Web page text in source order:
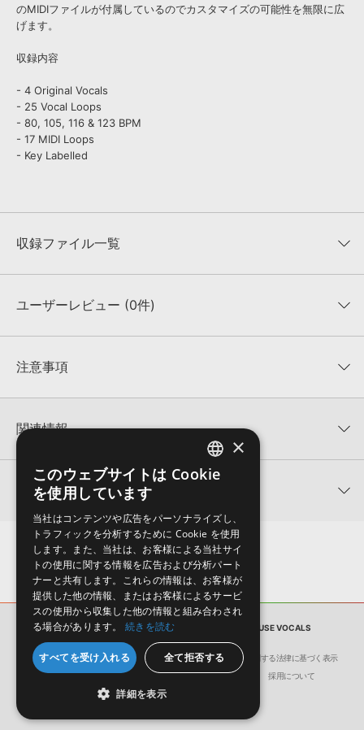
のMIDIファイルが付属しているのでカスタマイズの可能性を無限に広
げます。
収録内容
- 4 Original Vocals
- 25 Vocal Loops
- 80, 105, 116 & 123 BPM
- 17 MIDI Loops
- Key Labelled
収録ファイル一覧
収録ファイル一覧
ユーザーレビュー (0件)
★★★★★
★5
★2
★1
0%
レビューをもっと見る »
注意事項
KONTAKTフォーマットは、
でお使いいただけます。無償版のKONTAKT PLAYERではお使いい
ただけませんので、ご注意ください。また、「ライブラリ・タブ」
への表示にも対応しておりません。
4GBを超えるデータに関するご注意：
FAT32でフォーマットされた
HDDには、1ファイル4GBを超えるデータを格納することができま
せん。データ容量が4GBを超えるダウンロード製品をご購入いただ
きます際には、NTFSやHFS＋でフォーマットされたHDDをご用意
いただく必要がございます。
製品の購入手続き完了後、受注確認メールとシリアルナンバーをお
知らせするメールの2通が送信されます。メールに記載されており
ます説明に沿って、製品のダウンロード／導入を行って下さい。
サンプルパック製品には、原則として日本語版操作マニュアルをご
用意しておりません。ご購入後のご不明点や詳細に関するお問い合
わせなどはテクニカルサポートまでご連絡ください。
デモソングは、製品収録サウンドを使ってできることを紹介するた
めのデモンストレーション用の楽曲です。原則として、デモソング
関連情報
【Producer Loops】約4,000タイトルのサンプルパックが最大
50%OFF！サマーセール！
ULTRA SUMMER DEEP HOUSE VOCALSのサポート情報
関連サポート情報
2022.06.06
MIDI形式サンプルパックの追加方法
マークのついた情報は、該当する製品のご購入ユーザー様専用となって
おります。ご覧頂くには、該当する製品をご購入頂く必要がございます。
ULTRA SUMMER DEEP HOUSE VOCALSのサポート情報
サンプルパック ULTRA SUMMER DEEP HOUSE VOCALS
会社概要 環境保護（CSR）への取り組み
特定商取引に関する法律に基づく表示
サイト動作環境
利用規約 個人情報の保護について 採用について
ENGLISH
×
このウェブサイトは Cookie
を使用しています
当社はコンテンツや広告をパーソナライズし、
トラフィックを分析するために Cookie を使用
します。また、当社は、お客様による当社サイ
トの使用に関する情報を広告および分析パート
ナーと共有します。これらの情報は、お客様が
提供した他の情報、またはお客様によるサービ
スの使用から収集した他の情報と組み合わされ
る場合があります。
続きを読む
すべてを受け入れる 全て拒否する
詳細を表示